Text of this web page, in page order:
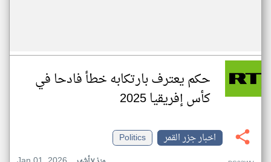
حكم يعترف بارتكابه خطأ فادحا في
كأس إفريقيا 2025
اخبار جزر القمر
Politics